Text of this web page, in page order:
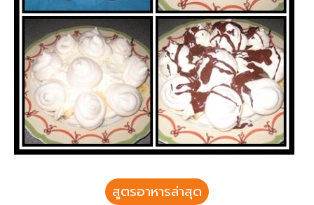
สูตรอาหารล่าสุด